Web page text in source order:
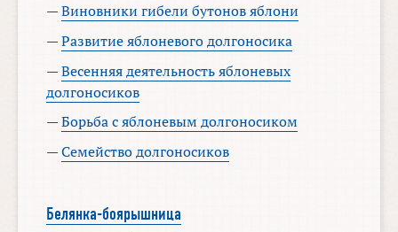
—Виновники гибели бутонов яблони
—Развитие яблоневого долгоносика
—Весенняя деятельность яблоневых
долгоносиков
—Борьба с яблоневым долгоносиком
—Семейство долгоносиков
Белянка-боярышница